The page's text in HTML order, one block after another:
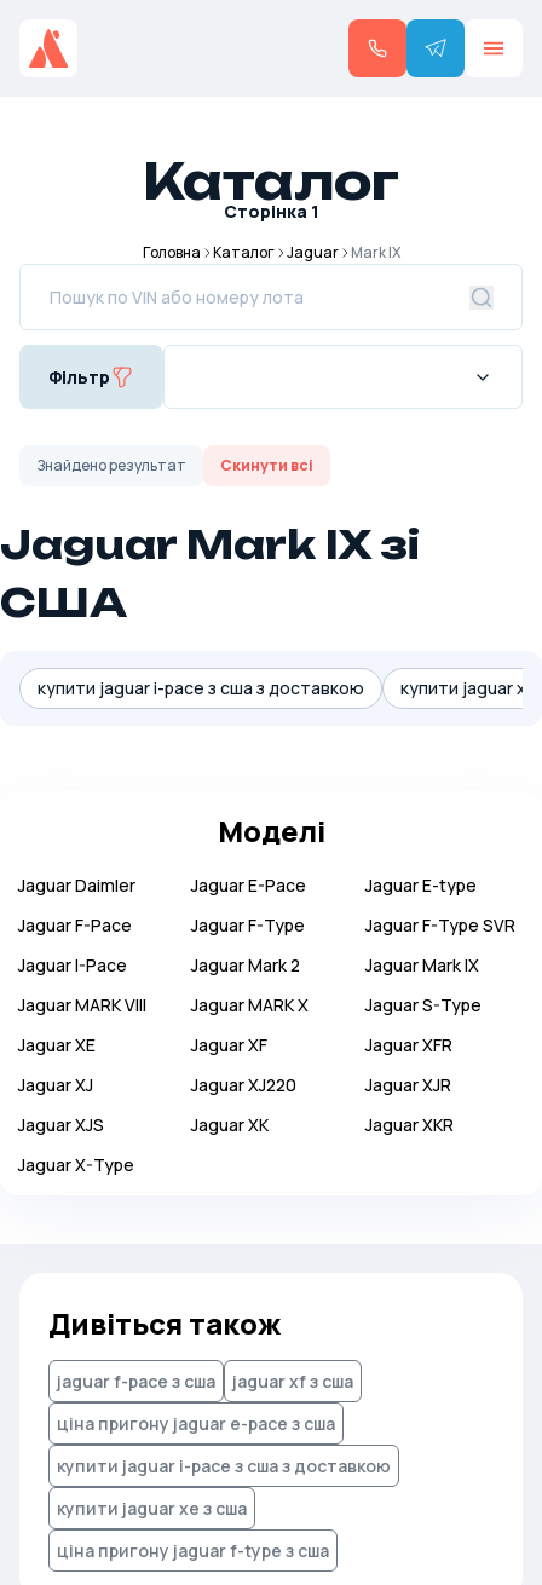
Каталог
Сторінка 1
Головна Каталог Jaguar Mark IX
Фільтр
Знайденорезультат Скинути всі
Jaguar Mark IX зі
США
купити jaguar i-pace з сша з доставкою купити jaguar xe
Моделі
JaguarDaimler JaguarE-Pace JaguarE-type
JaguarF-Pace JaguarF-Type JaguarF-Type SVR
JaguarI-Pace JaguarMark 2 JaguarMark IX
JaguarMARK VIII JaguarMARK X JaguarS-Type
JaguarXE JaguarXF JaguarXFR
JaguarXJ JaguarXJ220 JaguarXJR
JaguarXJS JaguarXK JaguarXKR
JaguarX-Type
Дивіться також
jaguar f-pace з сша
jaguar xf з сша
ціна пригону jaguar e-pace з сша
купити jaguar i-pace з сша з доставкою
купити jaguar xe з сша
ціна пригону jaguar f-type з сша